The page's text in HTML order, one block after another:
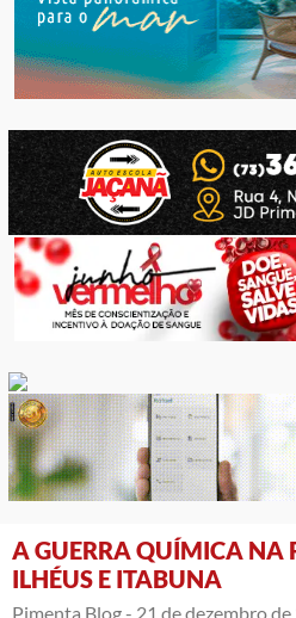
A GUERRA QUÍMICA NA
ILHÉUS E ITABUNA
Pimenta Blog - 21 de dezembro